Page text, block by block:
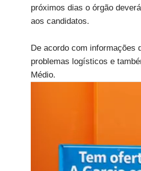
próximos dias o órgão
aos candidatos.
De acordo com informações
problemas logísticos e
Médio.